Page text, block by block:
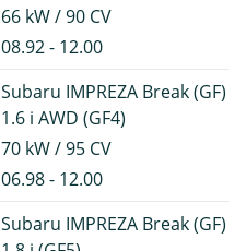
66 kW / 90 CV
08.92 - 12.00
Subaru IMPREZA Break (GF)
1.6 i AWD (GF4)
70 kW / 95 CV
06.98 - 12.00
Subaru IMPREZA Break (GF)